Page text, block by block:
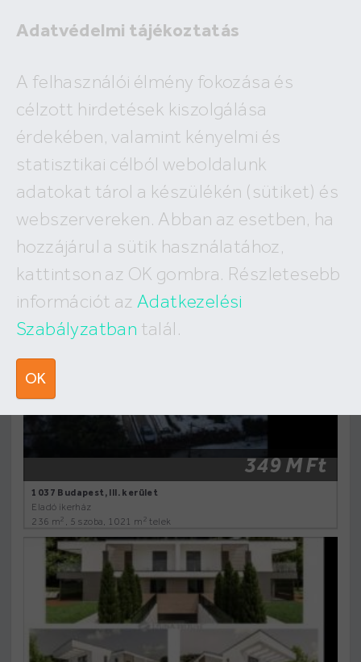
Adatvédelmi tájékoztatás
A felhasználói élmény fokozása és
célzott hirdetések kiszolgálása
érdekében, valamint kényelmi és
statisztikai célból weboldalunk
adatokat tárol a készülékén (sütiket) és
webszervereken. Abban az esetben, ha
hozzájárul a sütik használatához,
kattintson az OK gombra. Részletesebb
információt az Adatkezelési
Szabályzatban talál.
OK
A megadott ingatlan már nem
szerepel az adatbázisunkban!
Hasonló ingatlanok:
349 M Ft
1037 Budapest, III. kerület
Eladó ikerház
236 m2 , 5 szoba, 1021 m 2 telek